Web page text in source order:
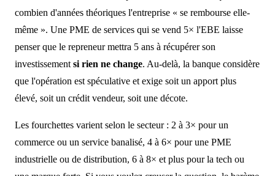
combien d'années théoriques l'entreprise « se rembourse elle-
même ». Une PME de services qui se vend 5× l'EBE laisse
penser que le repreneur mettra 5 ans à récupérer son
investissement si rien ne change. Au-delà, la banque considère
que l'opération est spéculative et exige soit un apport plus
élevé, soit un crédit vendeur, soit une décote.
Les fourchettes varient selon le secteur : 2 à 3× pour un
commerce ou un service banalisé, 4 à 6× pour une PME
industrielle ou de distribution, 6 à 8× et plus pour la tech ou